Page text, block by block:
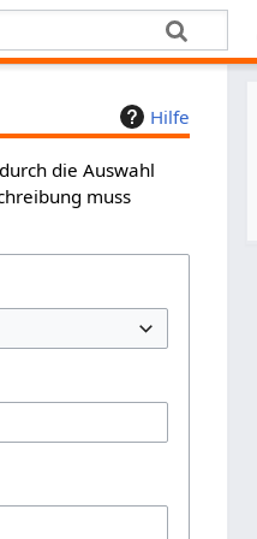
Hilfe
die Auswahl
muss